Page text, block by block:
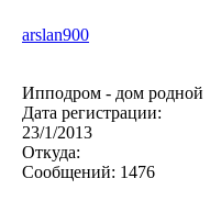
arslan900
Ипподром - дом родной
Дата регистрации:
23/1/2013
Откуда:
Сообщений: 1476